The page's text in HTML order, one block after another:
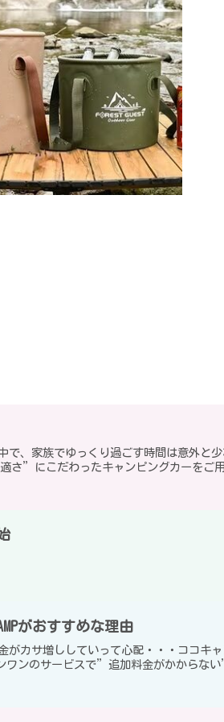
、家族でゆっくり過ごす時間は意外と少
”にこだわったキャンピングカーをご
がおすすめな理由
がカサ増ししていって心配・・・ココキ
ンワンのサービスで”追加料金がかから